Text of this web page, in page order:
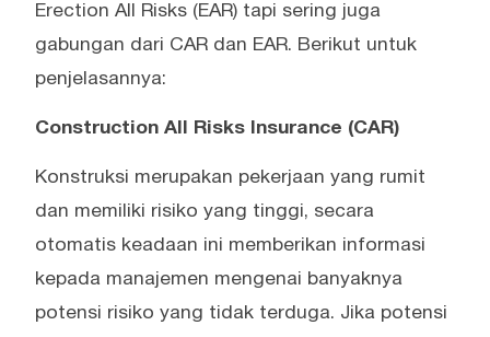
Erection All Risks (EAR) tapi sering juga
gabungan dari CAR dan EAR. Berikut untuk
penjelasannya:
Construction All Risks Insurance (CAR)
Konstruksi merupakan pekerjaan yang rumit
dan memiliki risiko yang tinggi, secara
otomatis keadaan ini memberikan informasi
kepada manajemen mengenai banyaknya
potensi risiko yang tidak terduga. Jika potensi